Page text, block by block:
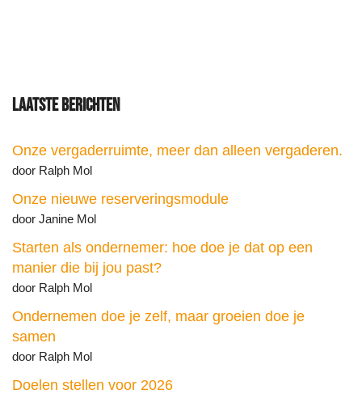
Laatste berichten
Onze vergaderruimte, meer dan alleen vergaderen.
door Ralph Mol
Onze nieuwe reserveringsmodule
door Janine Mol
Starten als ondernemer: hoe doe je dat op een
manier die bij jou past?
door Ralph Mol
Ondernemen doe je zelf, maar groeien doe je
samen
door Ralph Mol
Doelen stellen voor 2026